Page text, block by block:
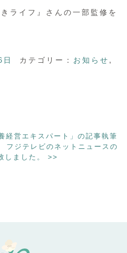
ライフ』さんの一部監修を
カテゴリー： お知らせ ,
経営エキスパート」の記事執筆
フジテレビのネットニュースの
しました。 >>